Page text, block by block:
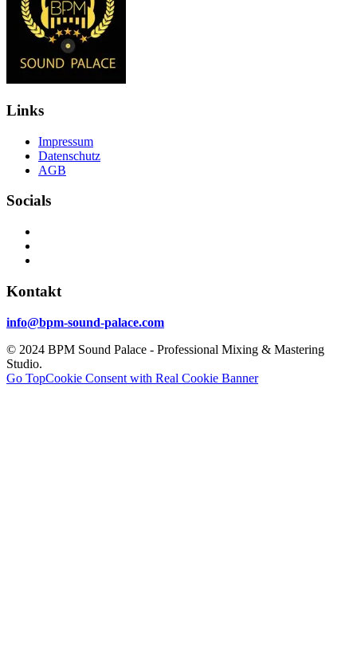
Links
Impressum
Datenschutz
AGB
Socials
Kontakt
info@bpm-sound-palace.com
© 2024 BPM Sound Palace - Professional Mixing & Mastering
Studio.
Go TopCookie Consent with Real Cookie Banner